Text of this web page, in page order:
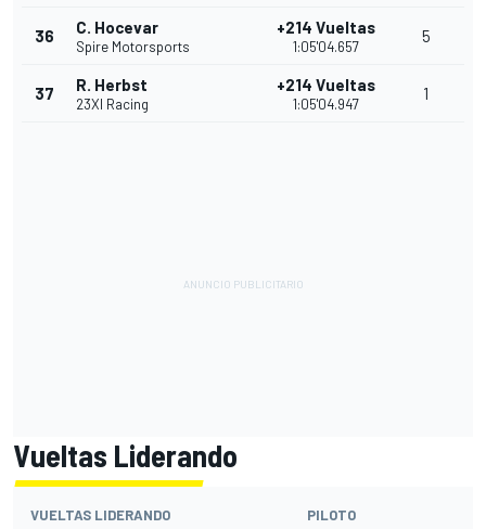
36 C. Hocevar
Spire Motorsports
+214 Vueltas
1:05'04.657
5
37 R. Herbst
23XI Racing
+214 Vueltas
1:05'04.947
1
Vueltas Liderando
VUELTAS LIDERANDO PILOTO